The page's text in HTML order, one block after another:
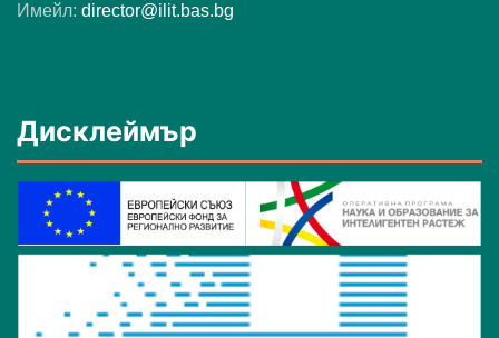
Имейл: director@ilit.bas.bg
Дисклеймър